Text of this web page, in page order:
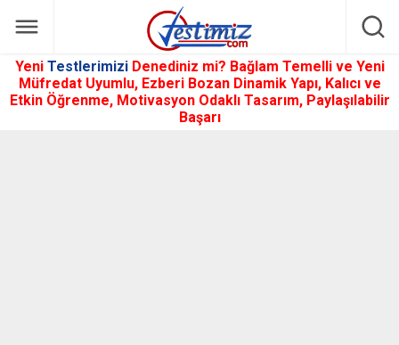
Yeni Testlerimizi Denediniz mi? Bağlam Temelli ve Yeni
Müfredat Uyumlu, Ezberi Bozan Dinamik Yapı, Kalıcı ve
Etkin Öğrenme, Motivasyon Odaklı Tasarım, Paylaşılabilir
Başarı